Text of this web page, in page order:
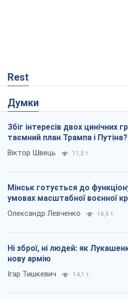
Rest
Думки
Збіг інтересів двох цинічних
таємний план Трампа і Путіна?
Віктор Швець 11,5 т.
Мінськ готується до
умовах масштабної воєнної
Олександр Левченко 16,6 т.
Ні зброї, ні людей: як
нову армію
Ігар Тишкевич 14,1 т.